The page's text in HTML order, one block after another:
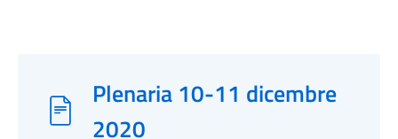
Plenaria 10-11 dicembre
2020